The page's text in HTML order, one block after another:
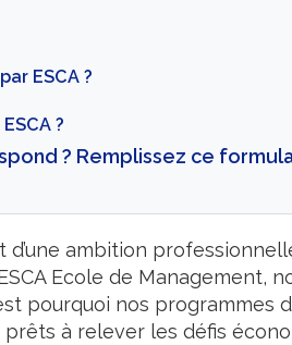
ESCA ?
?
? Remplissez ce
ambition
Ecole de Management,
pourquoi nos programmes
à relever les défis